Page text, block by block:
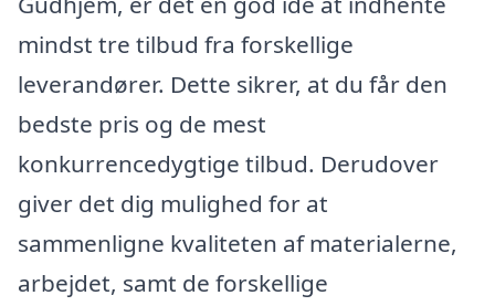
mindst tre tilbud fra forskellige
leverandører. Dette sikrer, at du får den
bedste pris og de mest
konkurrencedygtige tilbud. Derudover
giver det dig mulighed for at
sammenligne kvaliteten af materialerne,
arbejdet, samt de forskellige